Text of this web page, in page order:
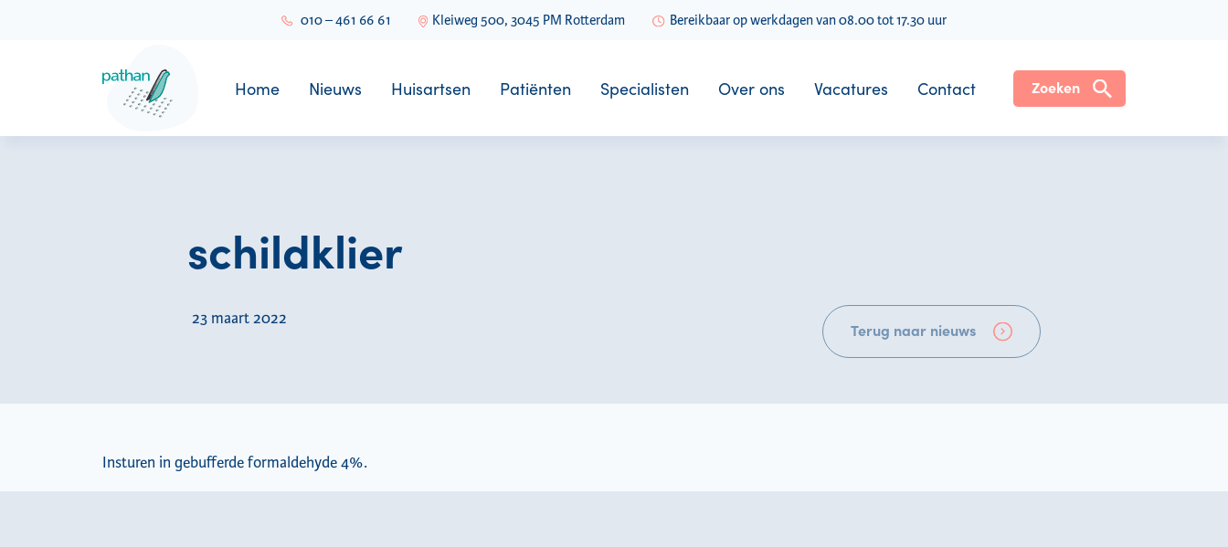
010 – 461 66 61 Kleiweg 500, 3045 PM Rotterdam Bereikbaar op werkdagen van 08.00 tot 17.30 uur
Home Nieuws Huisartsen Patiënten Specialisten Over ons Vacatures Contact Zoeken
schildklier
23 maart 2022
Terug naar nieuws
Insturen in gebufferde formaldehyde 4%.